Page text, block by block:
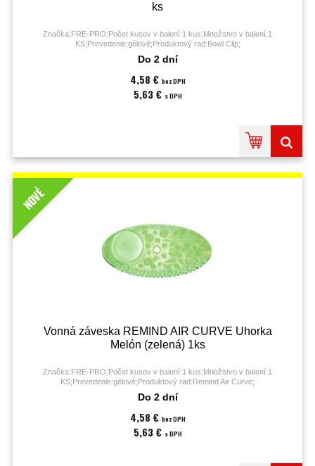
ks
Značka:FRE-PRO;Počet kusov v balení:1 kus;Množstvo v balení:1
KS;Prevedenie:gélové;Produktový rad:Bowl Clip;
Do 2 dní
4,58 € bez DPH
5,63 € s DPH
NOVÉ
Vonná záveska REMIND AIR CURVE Uhorka
Melón (zelená) 1ks
Značka:FRE-PRO;Počet kusov v balení:1 kus;Množstvo v balení:1
KS;Prevedenie:gélové;Produktový rad:Remind Air Curve;
Do 2 dní
4,58 € bez DPH
5,63 € s DPH